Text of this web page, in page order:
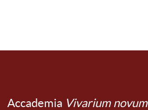
Accademia Vivarium novum